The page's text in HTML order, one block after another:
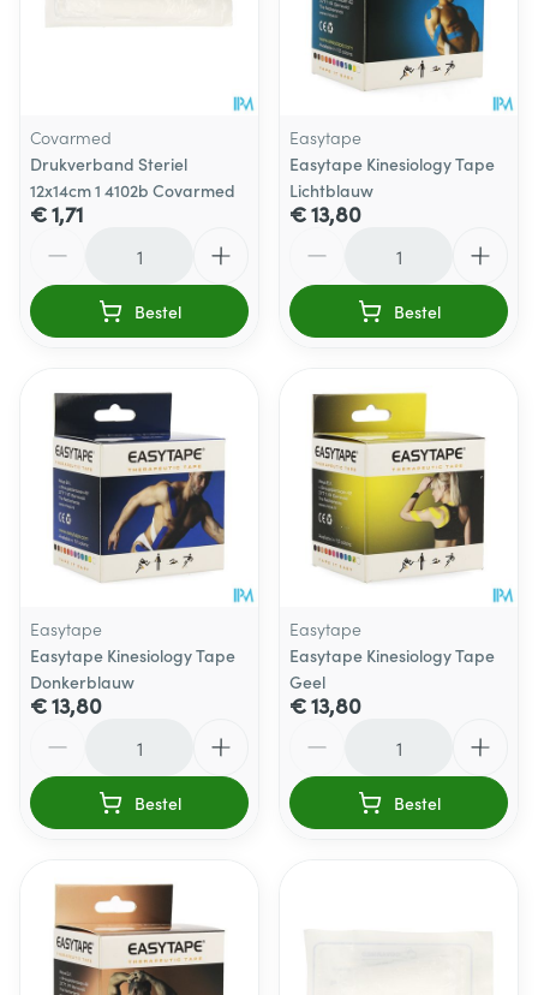
Covarmed
Drukverband Steriel
12x14cm 1 4102b Covarmed
€ 1,71
Bestel
Easytape
Easytape Kinesiology Tape
Lichtblauw
€ 13,80
Bestel
Easytape
Easytape Kinesiology Tape
Donkerblauw
€ 13,80
Bestel
Easytape
Easytape Kinesiology Tape
Geel
€ 13,80
Bestel